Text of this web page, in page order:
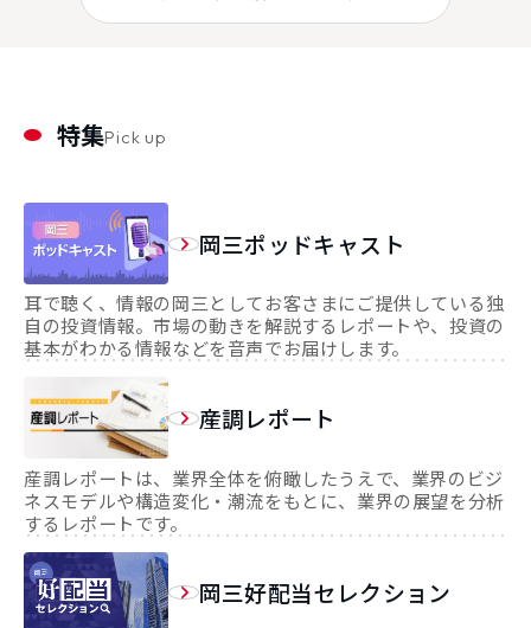
特集Pick up
岡三ポッドキャスト
耳で聴く、情報の岡三としてお客さまにご提供している独
自の投資情報。市場の動きを解説するレポートや、投資の
基本がわかる情報などを音声でお届けします。
産調レポート
産調レポートは、業界全体を俯瞰したうえで、業界のビジ
ネスモデルや構造変化・潮流をもとに、業界の展望を分析
するレポートです。
岡三好配当セレクション